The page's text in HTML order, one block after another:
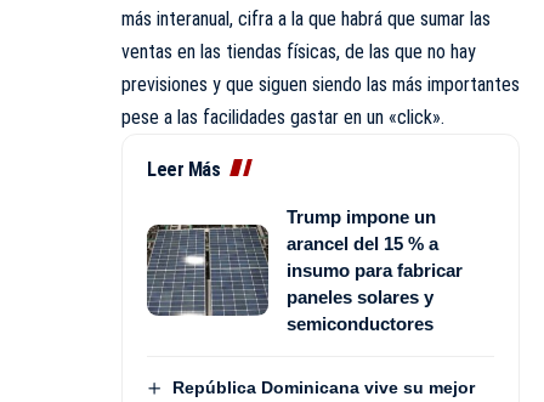
más interanual, cifra a la que habrá que sumar las
ventas en las tiendas físicas, de las que no hay
previsiones y que siguen siendo las más importantes
pese a las facilidades gastar en un «click».
Leer Más
Trump impone un
arancel del 15 % a
insumo para fabricar
paneles solares y
semiconductores
República Dominicana vive su mejor